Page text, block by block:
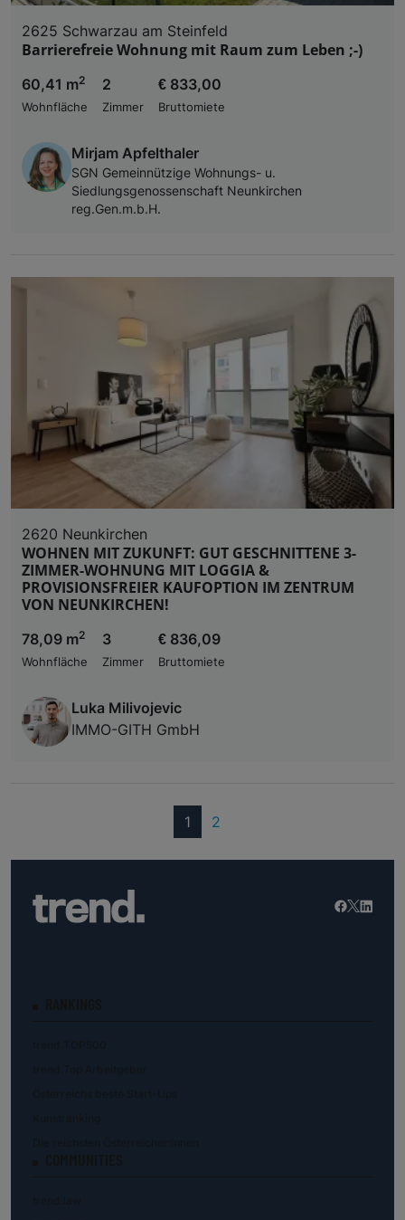
2625 Schwarzau am Steinfeld
Barrierefreie Wohnung mit Raum zum Leben ;-)
60,41 m2
Wohnfläche
2
Zimmer
€ 833,00
Bruttomiete
Mirjam Apfelthaler
SGN Gemeinnützige Wohnungs- u.
Siedlungsgenossenschaft Neunkirchen
reg.Gen.m.b.H.
2620 Neunkirchen
WOHNEN MIT ZUKUNFT: GUT GESCHNITTENE 3-
ZIMMER-WOHNUNG MIT LOGGIA &
PROVISIONSFREIER KAUFOPTION IM ZENTRUM
VON NEUNKIRCHEN!
78,09 m2
Wohnfläche
3
Zimmer
€ 836,09
Bruttomiete
Luka Milivojevic
IMMO-GITH GmbH
1 (current)
2